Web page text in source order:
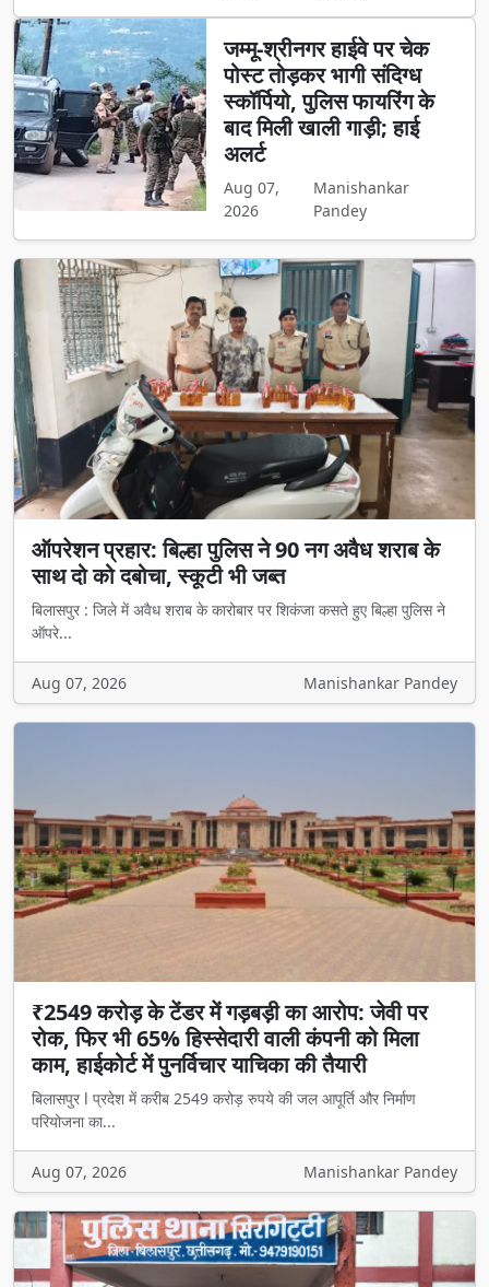
जम्मू-श्रीनगर हाईवे पर चेक
पोस्ट तोड़कर भागी संदिग्ध
स्कॉर्पियो, पुलिस फायरिंग के
बाद मिली खाली गाड़ी; हाई
अलर्ट
Aug 07,
2026
Manishankar
Pandey
ऑपरेशन प्रहार: बिल्हा पुलिस ने 90 नग अवैध शराब के
साथ दो को दबोचा, स्कूटी भी जब्त
बिलासपुर : जिले में अवैध शराब के कारोबार पर शिकंजा कसते हुए बिल्हा पुलिस ने
ऑपरे...
Aug 07, 2026 Manishankar Pandey
₹2549 करोड़ के टेंडर में गड़बड़ी का आरोप: जेवी पर
रोक, फिर भी 65% हिस्सेदारी वाली कंपनी को मिला
काम, हाईकोर्ट में पुनर्विचार याचिका की तैयारी
बिलासपुर l प्रदेश में करीब 2549 करोड़ रुपये की जल आपूर्ति और निर्माण
परियोजना का...
Aug 07, 2026 Manishankar Pandey